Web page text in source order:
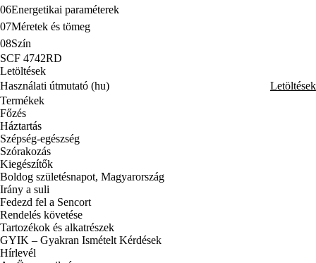
06Energetikai paraméterek
07Méretek és tömeg
08Szín
SCF 4742RD
Letöltések
Használati útmutató (hu)
Letöltések
Termékek
Főzés
Háztartás
Szépség-egészség
Szórakozás
Kiegészítők
Boldog születésnapot, Magyarország
Irány a suli
Fedezd fel a Sencort
Rendelés követése
Tartozékok és alkatrészek
GYIK – Gyakran Ismételt Kérdések
Hírlevél